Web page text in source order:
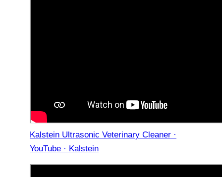
Kalstein Ultrasonic Veterinary Cleaner ·
YouTube · Kalstein